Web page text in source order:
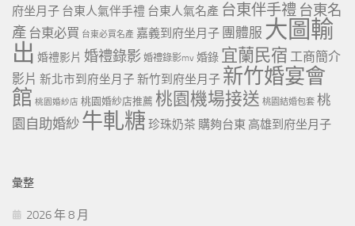
府坐月子 台東人氣伴手禮 台東人氣名產 台東伴手禮 台東名
產 台東必買 台東必買名產 嘉義到府坐月子 團體服 大圖輸
出 婚禮影片 婚禮錄影 婚禮錄影mv 婚錄 宜蘭民宿 工商簡介
影片 新北市到府坐月子 新竹到府坐月子 新竹婚宴會
館 桃園婚紗店 桃園婚紗店推薦 桃園機場接送 桃園結婚包套 桃
園自助婚紗 牛軋糖 珍珠奶茶 購夠台東 高雄到府坐月子
彙整
2026 年 8 月